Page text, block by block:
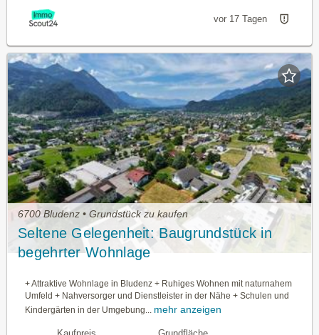
vor 17 Tagen
6700 Bludenz • Grundstück zu kaufen
Seltene Gelegenheit: Baugrundstück in
begehrter Wohnlage
+ Attraktive Wohnlage in Bludenz + Ruhiges Wohnen mit naturnahem
Umfeld + Nahversorger und Dienstleister in der Nähe + Schulen und
Kindergärten in der Umgebung... mehr anzeigen